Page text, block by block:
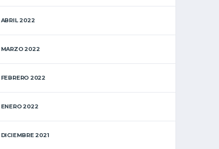
ABRIL 2022
MARZO 2022
FEBRERO 2022
ENERO 2022
DICIEMBRE 2021